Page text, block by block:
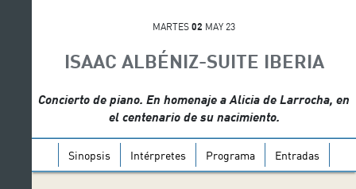
MARTES 02 MAY 23
ISAAC ALBÉNIZ-SUITE IBERIA
Concierto de piano. En homenaje a Alicia de Larrocha, en
el centenario de su nacimiento.
Sinopsis Intérpretes Programa Entradas